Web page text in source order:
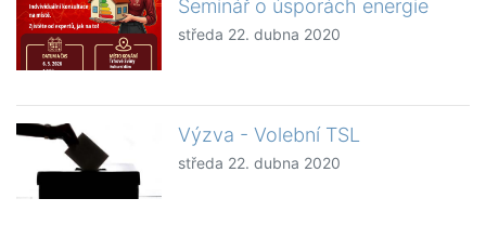
Seminář o úsporách energie
středa 22. dubna 2020
Výzva - Volební TSL
středa 22. dubna 2020